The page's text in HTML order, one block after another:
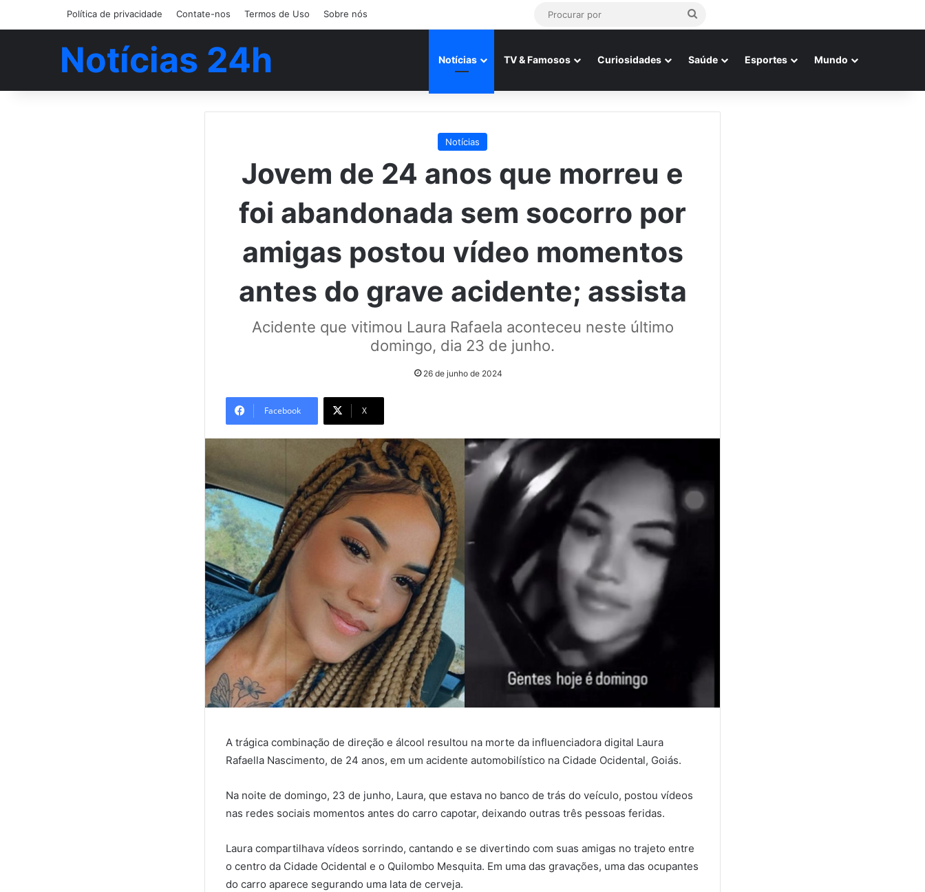
Política de privacidade Contate-nos Termos de Uso Sobre nós
Procurar
Notícias 24h Notícias TV & Famosos Curiosidades Saúde Esportes Mundo
Notícias
Jovem de 24 anos que morreu e
foi abandonada sem socorro por
amigas postou vídeo momentos
antes do grave acidente; assista
Acidente que vitimou Laura Rafaela aconteceu neste último
domingo, dia 23 de junho.
26 de junho de 2024
Facebook X
A trágica combinação de direção e álcool resultou na morte da influenciadora digital Laura
Rafaella Nascimento, de 24 anos, em um acidente automobilístico na Cidade Ocidental, Goiás.
Na noite de domingo, 23 de junho, Laura, que estava no banco de trás do veículo, postou vídeos
nas redes sociais momentos antes do carro capotar, deixando outras três pessoas feridas.
Laura compartilhava vídeos sorrindo, cantando e se divertindo com suas amigas no trajeto entre
o centro da Cidade Ocidental e o Quilombo Mesquita. Em uma das gravações, uma das ocupantes
do carro aparece segurando uma lata de cerveja.